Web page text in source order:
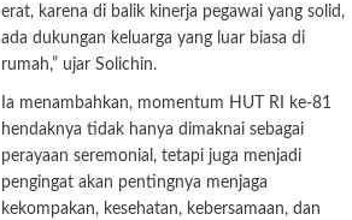
erat, karena di balik kinerja pegawai yang solid,
ada dukungan keluarga yang luar biasa di
rumah,” ujar Solichin.
Ia menambahkan, momentum HUT RI ke-81
hendaknya tidak hanya dimaknai sebagai
perayaan seremonial, tetapi juga menjadi
pengingat akan pentingnya menjaga
kekompakan, kesehatan, kebersamaan, dan